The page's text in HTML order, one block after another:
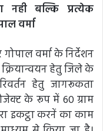
बल्कि प्रत्येक
वर्मा
वर्मा के निर्देशन
हेतु जिले के
हेतु जागरूकता
के रूप में 60 ग्राम
इकट्ठा करनें का काम